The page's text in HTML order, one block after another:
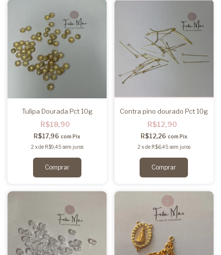
Tulipa Dourada Pct 10g
R$18,90
R$17,96com Pix
2 xde R$9,45 sem juros
Contra pino dourado Pct 10g
R$12,90
R$12,26 com Pix
2 xde R$6,45 sem juros